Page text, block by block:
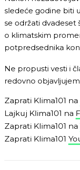
sledeće godine biti
se održati dvadeset
o klimatskim
potpredsednika
Ne propusti vesti i
redovno
Zaprati Klima101 na
Lajkuj Klima101 na
Zaprati Klima101 na
Zaprati Klima101